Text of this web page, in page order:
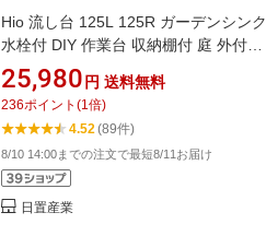
Hio 流し台 125L 125R ガーデンシンク
水栓付 DIY 作業台 収納棚付 庭 外付け
シンク 高さ キッチン 台所 栓 屋外 掃
除 簡易 シンク タオル掛け ホース 蛇口
付 高さ調節 調理台 業務用 簡単 おしゃ
れ 業務用シンク キッチンシンク
25,980 円 送料無料
236ポイント (1倍)
4.52(89件)
8/10 14:00までの注文で最短8/11お届け
日置産業